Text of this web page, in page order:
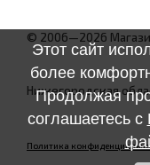
© 2006—2026
Нижегородская
Политика
Этот сайт
более
Продолжая
соглашаетесь с